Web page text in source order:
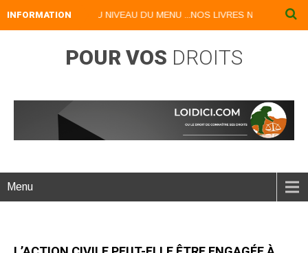
INFORMATION
DISPONIBLES AU NIVEAU DU MENU ...NOS LIVRES NUMERIQUES
POUR VOS DROITS
Menu